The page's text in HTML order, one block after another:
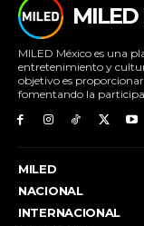
MILED
MILED México es una
entretenimiento y
objetivo es
fomentando la
MILED
NACIONAL
INTERNACIONAL